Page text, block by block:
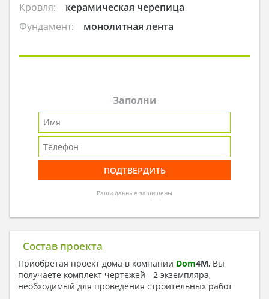
Кровля:
керамическая черепица
Фундамент:
монолитная лента
Заполни
Ваши данные защищены
Состав проекта
Приобретая проект дома в компании Dom4M, Вы
получаете комплект чертежей - 2 экземпляра,
необходимый для проведения строительных работ